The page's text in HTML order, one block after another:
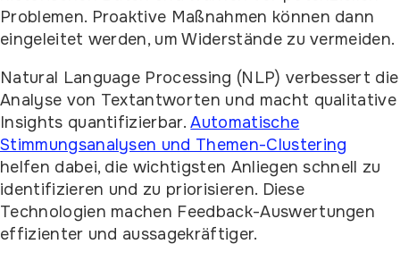
Problemen. Proaktive Maßnahmen können dann
eingeleitet werden, um Widerstände zu vermeiden.
Natural Language Processing (NLP) verbessert die
Analyse von Textantworten und macht qualitative
Insights quantifizierbar.Automatische
Stimmungsanalysen und Themen-Clustering
helfen dabei, die wichtigsten Anliegen schnell zu
identifizieren und zu priorisieren. Diese
Technologien machen Feedback-Auswertungen
effizienter und aussagekräftiger.